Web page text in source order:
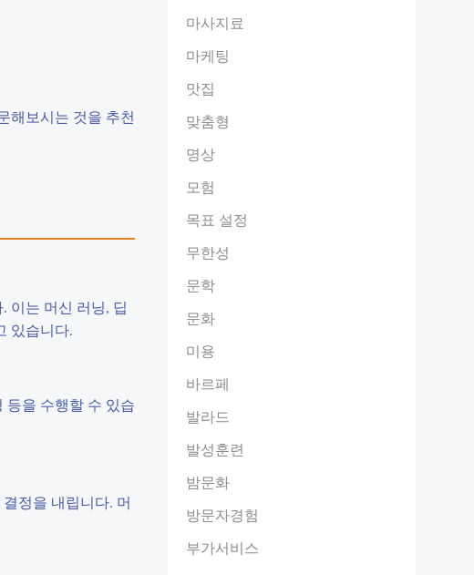
해보시는 것을 추천
이는 머신 러닝, 딥
있습니다.
등을 수행할 수 있습
정을 내립니다. 머
마사지료
마케팅
맛집
맞춤형
명상
모험
목표 설정
무한성
문학
문화
미용
바르페
발라드
발성훈련
밤문화
방문자경험
부가서비스